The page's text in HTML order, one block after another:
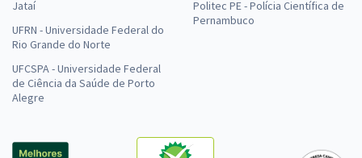
Jataí
UFRN - Universidade Federal do
Rio Grande do Norte
UFCSPA - Universidade Federal
de Ciência da Saúde de Porto
Alegre
Politec PE - Polícia Científica de
Pernambuco